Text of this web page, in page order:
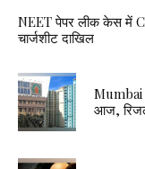
NEET पेपर लीक केस में
चार्जशीट दाखिल
Mumbai
आज,